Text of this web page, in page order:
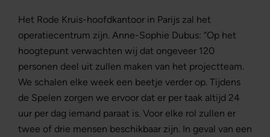
Het Rode Kruis-hoofdkantoor in Parijs zal het
operatiecentrum zijn. Anne-Sophie Dubus: “Op het
hoogtepunt verwachten wij dat ongeveer 120
personen deel uit zullen maken van het projectteam.
We schalen elke week een beetje verder op. Tijdens
de Spelen zorgen we ervoor dat er per taak altijd 24
uur per dag iemand paraat is. Voor elke rol zullen er
twee of drie mensen beschikbaar zijn. In geval van een